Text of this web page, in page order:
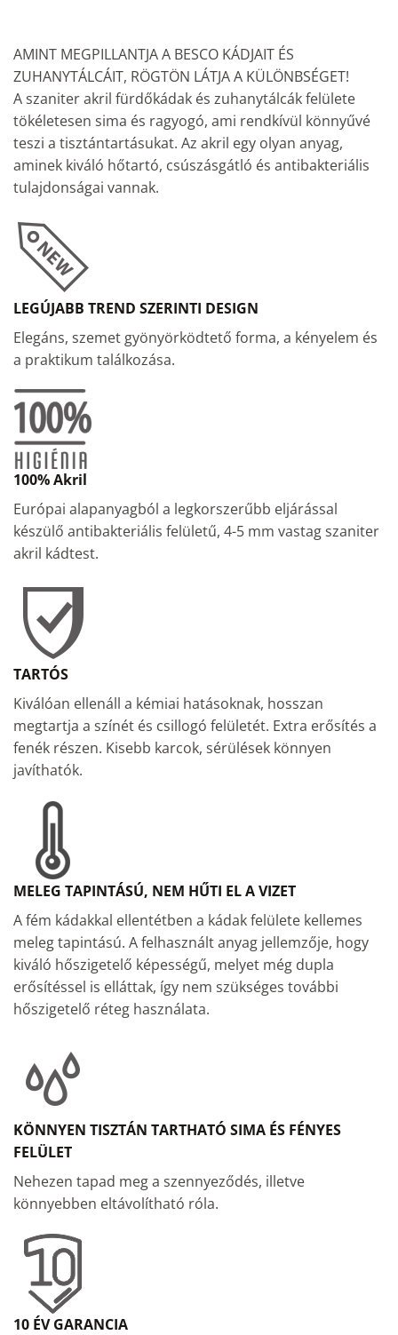
AMINT MEGPILLANTJA A BESCO KÁDJAIT ÉS
ZUHANYTÁLCÁIT, RÖGTÖN LÁTJA A KÜLÖNBSÉGET!
A szaniter akril fürdőkádak és zuhanytálcák felülete
tökéletesen sima és ragyogó, ami rendkívül könnyűvé
teszi a tisztántartásukat. Az akril egy olyan anyag,
aminek kiváló hőtartó, csúszásgátló és antibakteriális
tulajdonságai vannak.
LEGÚJABB TREND SZERINTI DESIGN
Elegáns, szemet gyönyörködtető forma, a kényelem és
a praktikum találkozása.
100% Akril
Európai alapanyagból a legkorszerűbb eljárással
készülő antibakteriális felületű, 4-5 mm vastag szaniter
akril kádtest.
TARTÓS
Kiválóan ellenáll a kémiai hatásoknak, hosszan
megtartja a színét és csillogó felületét. Extra erősítés a
fenék részen. Kisebb karcok, sérülések könnyen
javíthatók.
MELEG TAPINTÁSÚ, NEM HŰTI EL A VIZET
A fém kádakkal ellentétben a kádak felülete kellemes
meleg tapintású. A felhasznált anyag jellemzője, hogy
kiváló hőszigetelő képességű, melyet még dupla
erősítéssel is elláttak, így nem szükséges további
hőszigetelő réteg használata.
KÖNNYEN TISZTÁN TARTHATÓ SIMA ÉS FÉNYES
FELÜLET
Nehezen tapad meg a szennyeződés, illetve
könnyebben eltávolítható róla.
10 ÉV GARANCIA